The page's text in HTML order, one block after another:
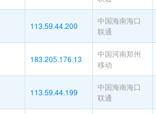
113.59.44.200
中国海南海口
联通
183.205.176.13
中国河南郑州
移动
113.59.44.199
中国海南海口
联通